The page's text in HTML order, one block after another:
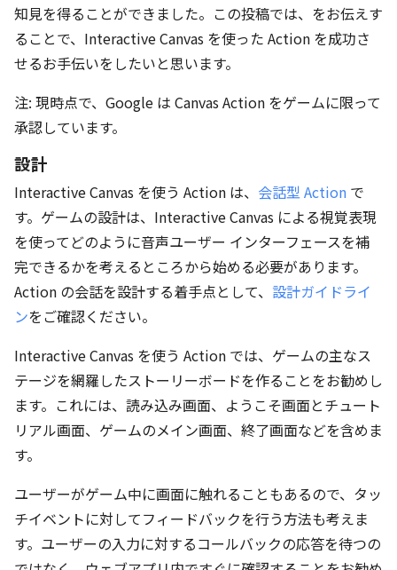
知見を得ることができました。この投稿では、をお伝えす
ることで、Interactive Canvas を使った Action を成功さ
せるお手伝いをしたいと思います。
注: 現時点で、Google は Canvas Action をゲームに限って
承認しています。
設計
Interactive Canvas を使う Action は、 会話型 Action で
す。ゲームの設計は、Interactive Canvas による視覚表現
を使ってどのように音声ユーザー インターフェースを補
完できるかを考えるところから始める必要があります。
Action の会話を設計する着手点として、 設計ガイドライ
ンをご確認ください。
Interactive Canvas を使う Action では、ゲームの主なス
テージを網羅したストーリーボードを作ることをお勧めし
ます。これには、読み込み画面、ようこそ画面とチュート
リアル画面、ゲームのメイン画面、終了画面などを含めま
す。
ユーザーがゲーム中に画面に触れることもあるので、タッ
チイベントに対してフィードバックを行う方法も考えま
す。ユーザーの入力に対するコールバックの応答を待つの